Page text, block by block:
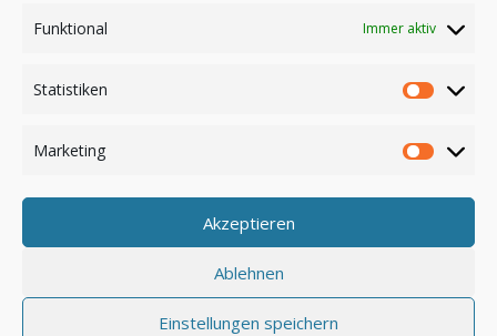
Funktional Immer aktiv
Statistiken
Marketing
Akzeptieren
Ablehnen
Einstellungen speichern
Anmelden